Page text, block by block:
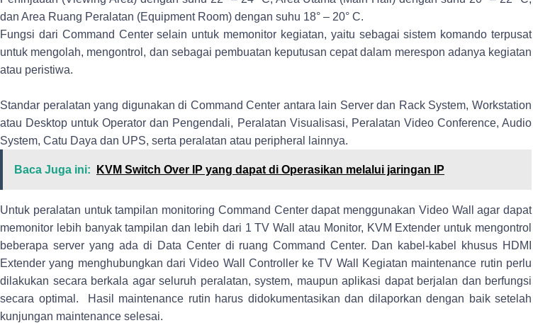
dan Area Ruang Peralatan (Equipment Room) dengan suhu 18° – 20° C.
Fungsi dari Command Centerselain untuk memonitor kegiatan, yaitu sebagai sistem komando terpusat
untuk mengolah, mengontrol, dan sebagai pembuatan keputusan cepat dalam merespon adanya kegiatan
atau peristiwa.
Standar peralatan yang digunakan di Command Center antara lain Server dan Rack System, Workstation
atau Desktop untuk Operator dan Pengendali, Peralatan Visualisasi, Peralatan Video Conference, Audio
System, Catu Daya dan UPS, serta peralatan atau peripheral lainnya.
Baca Juga ini: KVM Switch Over IP yang dapat di Operasikan melalui jaringan IP
Untuk peralatan untuk tampilan monitoring Command Center dapat menggunakan Video Wallagar dapat
memonitor lebih banyak tampilan dan lebih dari 1TV Wall atau Monitor, KVM Extender untuk mengontrol
beberapa server yang ada di Data Centerdi ruang Command Center. Dan kabel-kabel khusus HDMI
Extender yang menghubungkan dariVideo Wall ControllerkeTV Wall
Kegiatan maintenance rutin perlu
dilakukan secara berkala agar seluruh peralatan, system, maupun aplikasi dapat berjalan dan berfungsi
secara optimal. Hasil maintenance rutin harus didokumentasikan dan dilaporkan dengan baik setelah
kunjungan maintenance selesai.